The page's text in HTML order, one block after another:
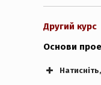
Другий курс
Основи